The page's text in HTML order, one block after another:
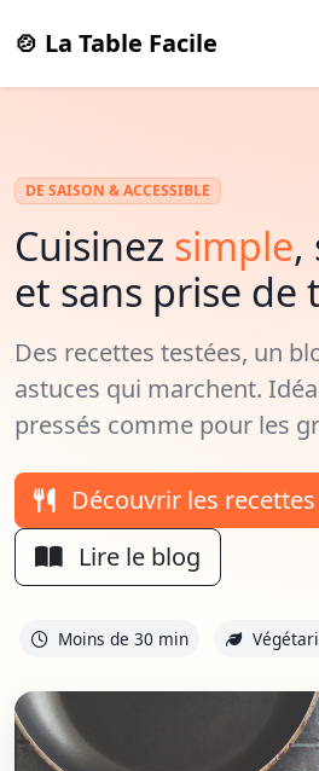
🍲 La Table Facile
DE SAISON & ACCESSIBLE
Cuisinez simple,
et sans prise de
Des recettes testées, un
astuces qui marchent.
pressés comme pour les
Découvrir les recettes
Lire le blog
Moins de 30 min